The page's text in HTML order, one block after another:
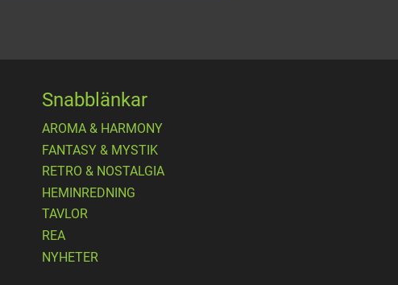
Snabblänkar
AROMA & HARMONY
FANTASY & MYSTIK
RETRO & NOSTALGIA
HEMINREDNING
TAVLOR
REA
NYHETER